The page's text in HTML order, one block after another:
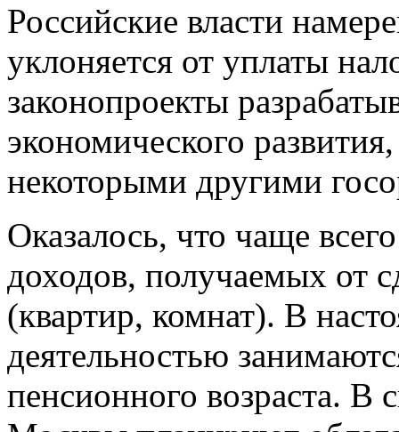
Российские власти
уклоняется от уплаты
законопроекты
экономического
некоторыми другими
Оказалось, что чаще
доходов, получаемых от
(квартир, комнат). В
деятельностью
пенсионного возраста. В